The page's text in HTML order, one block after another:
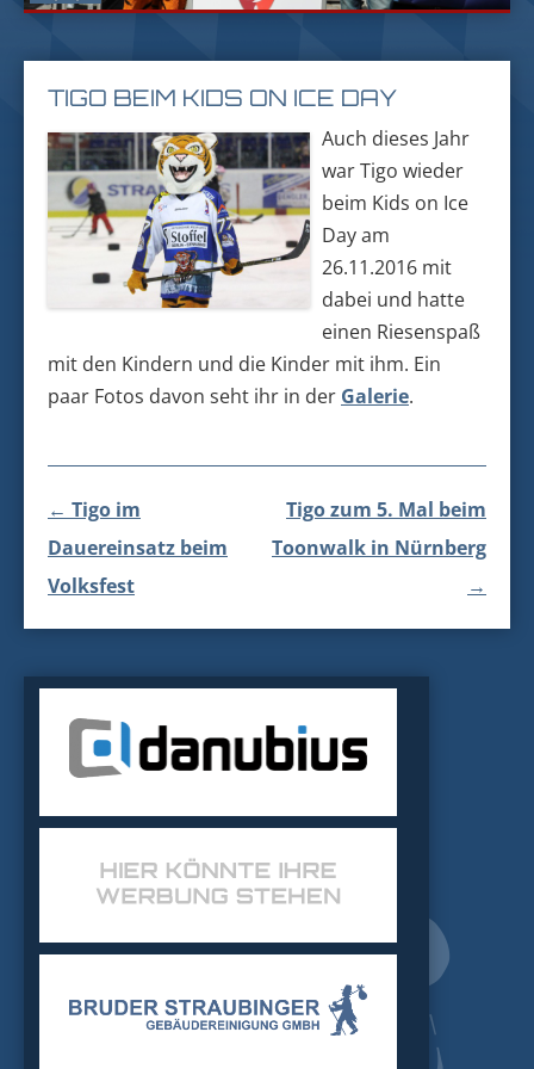
TIGO BEIM KIDS ON ICE DAY
Auch dieses Jahr
war Tigo wieder
beim Kids on Ice
Day am
26.11.2016 mit
dabei und hatte
einen Riesenspaß
mit den Kindern und die Kinder mit ihm. Ein
paar Fotos davon seht ihr in der Galerie.
Beitragsnavigation
← Tigo im
Dauereinsatz beim
Volksfest
Tigo zum 5. Mal beim
Toonwalk in Nürnberg
→